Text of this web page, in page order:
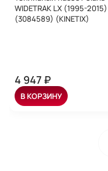
WIDETRAK LX (1995-2015)
(3084589) (KINETIX)
4 947 ₽
В КОРЗИНУ